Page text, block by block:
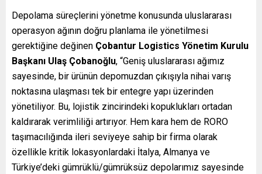
Depolama süreçlerini yönetme konusunda uluslararası
operasyon ağının doğru planlama ile yönetilmesi
gerektiğine değinen Çobantur Logistics Yönetim Kurulu
Başkanı Ulaş Çobanoğlu, “Geniş uluslararası ağımız
sayesinde, bir ürünün depomuzdan çıkışıyla nihai varış
noktasına ulaşması tek bir entegre yapı üzerinden
yönetiliyor. Bu, lojistik zincirindeki kopuklukları ortadan
kaldırarak verimliliği artırıyor. Hem kara hem de RORO
taşımacılığında ileri seviyeye sahip bir firma olarak
özellikle kritik lokasyonlardaki İtalya, Almanya ve
Türkiye’deki gümrüklü/gümrüksüz depolarımız sayesinde